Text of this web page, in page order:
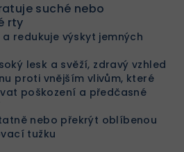
suché nebo
rty
redukuje výskyt jemných
lesk a svěží, zdravý vzhled
proti vnějším vlivům, které
poškození a předčasné
nebo překrýt oblíbenou
tužku